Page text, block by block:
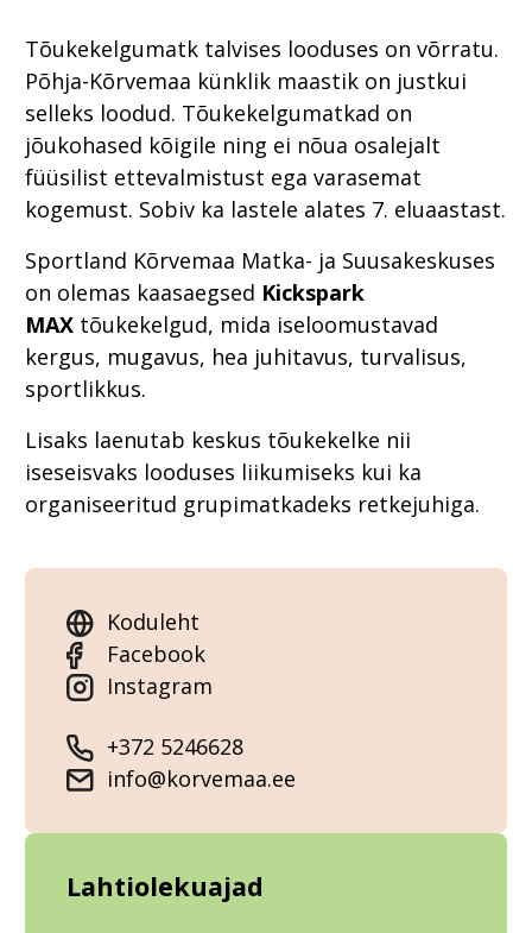
Tõukekelgumatk talvises looduses on võrratu.
Põhja-Kõrvemaa künklik maastik on justkui
selleks loodud. Tõukekelgumatkad on
jõukohased kõigile ning ei nõua osalejalt
füüsilist ettevalmistust ega varasemat
kogemust. Sobiv ka lastele alates 7. eluaastast.
Sportland Kõrvemaa Matka- ja Suusakeskuses
on olemas kaasaegsed Kickspark
MAX tõukekelgud, mida iseloomustavad
kergus, mugavus, hea juhitavus, turvalisus,
sportlikkus.
Lisaks laenutab keskus tõukekelke nii
iseseisvaks looduses liikumiseks kui ka
organiseeritud grupimatkadeks retkejuhiga.
Koduleht
Facebook
Instagram
+372 5246628
info@korvemaa.ee
Lahtiolekuajad